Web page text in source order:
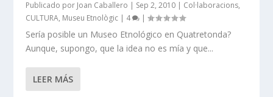
Publicado por Joan Caballero | Sep 2, 2010 | Col·laboracions,
CULTURA, Museu Etnològic | 4 |
Sería posible un Museo Etnológico en Quatretonda?
Aunque, supongo, que la idea no es mía y que...
LEER MÁS